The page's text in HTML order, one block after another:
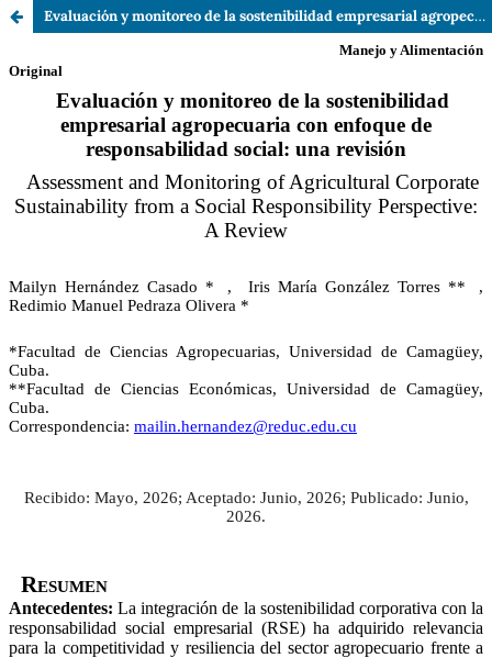
Evaluación y monitoreo de la sostenibilidad empresarial agropecuaria con enfoque de responsabilidad social: una revisión